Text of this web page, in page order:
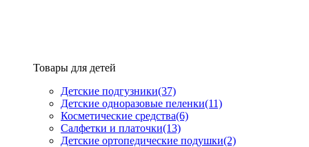
Товары для детей
Детские подгузники(37)
Детские одноразовые пеленки(11)
Косметические средства(6)
Салфетки и платочки(13)
Детские ортопедические подушки(2)